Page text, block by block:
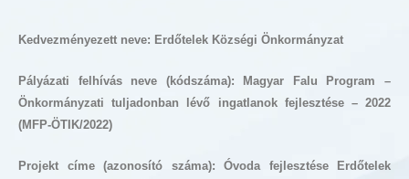
Kedvezményezett neve: Erdőtelek Községi Önkormányzat
Pályázati felhívás neve (kódszáma): Magyar Falu Program –
Önkormányzati tuljadonban lévő ingatlanok fejlesztése – 2022
(MFP-ÖTIK/2022)
Projekt címe (azonosító száma): Óvoda fejlesztése Erdőtelek